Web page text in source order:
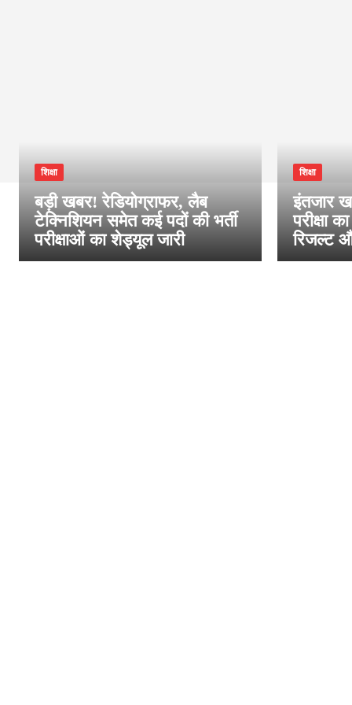
शिक्षा
बड़ी खबर! रेडियोग्राफर, लैब
टेक्निशियन समेत कई पदों की भर्ती
परीक्षाओं का शेड्यूल जारी
शिक्षा
इंतजार
परीक्षा
रिजल्ट